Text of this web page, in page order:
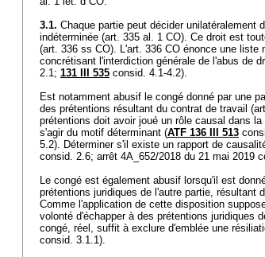
3.1. Chaque partie peut décider unilatéralement
indéterminée (art. 335 al. 1 CO). Ce droit est
(art. 336 ss CO). L'art. 336 CO énonce une liste
concrétisant l'interdiction générale de l'abus de
2.1; 131 III 535 consid. 4.1-4.2).
Est notamment abusif le congé donné par une
des prétentions résultant du contrat de travail (
prétentions doit avoir joué un rôle causal dans
s'agir du motif déterminant (ATF 136 III 513
5.2). Déterminer s'il existe un rapport de
consid. 2.6; arrêt 4A_652/2018 du 21 mai 2019
Le congé est également abusif lorsqu'il est
prétentions juridiques de l'autre partie, résultant
Comme l'application de cette disposition
volonté d'échapper à des prétentions juridiques
congé, réel, suffit à exclure d'emblée une
consid. 3.1.1).